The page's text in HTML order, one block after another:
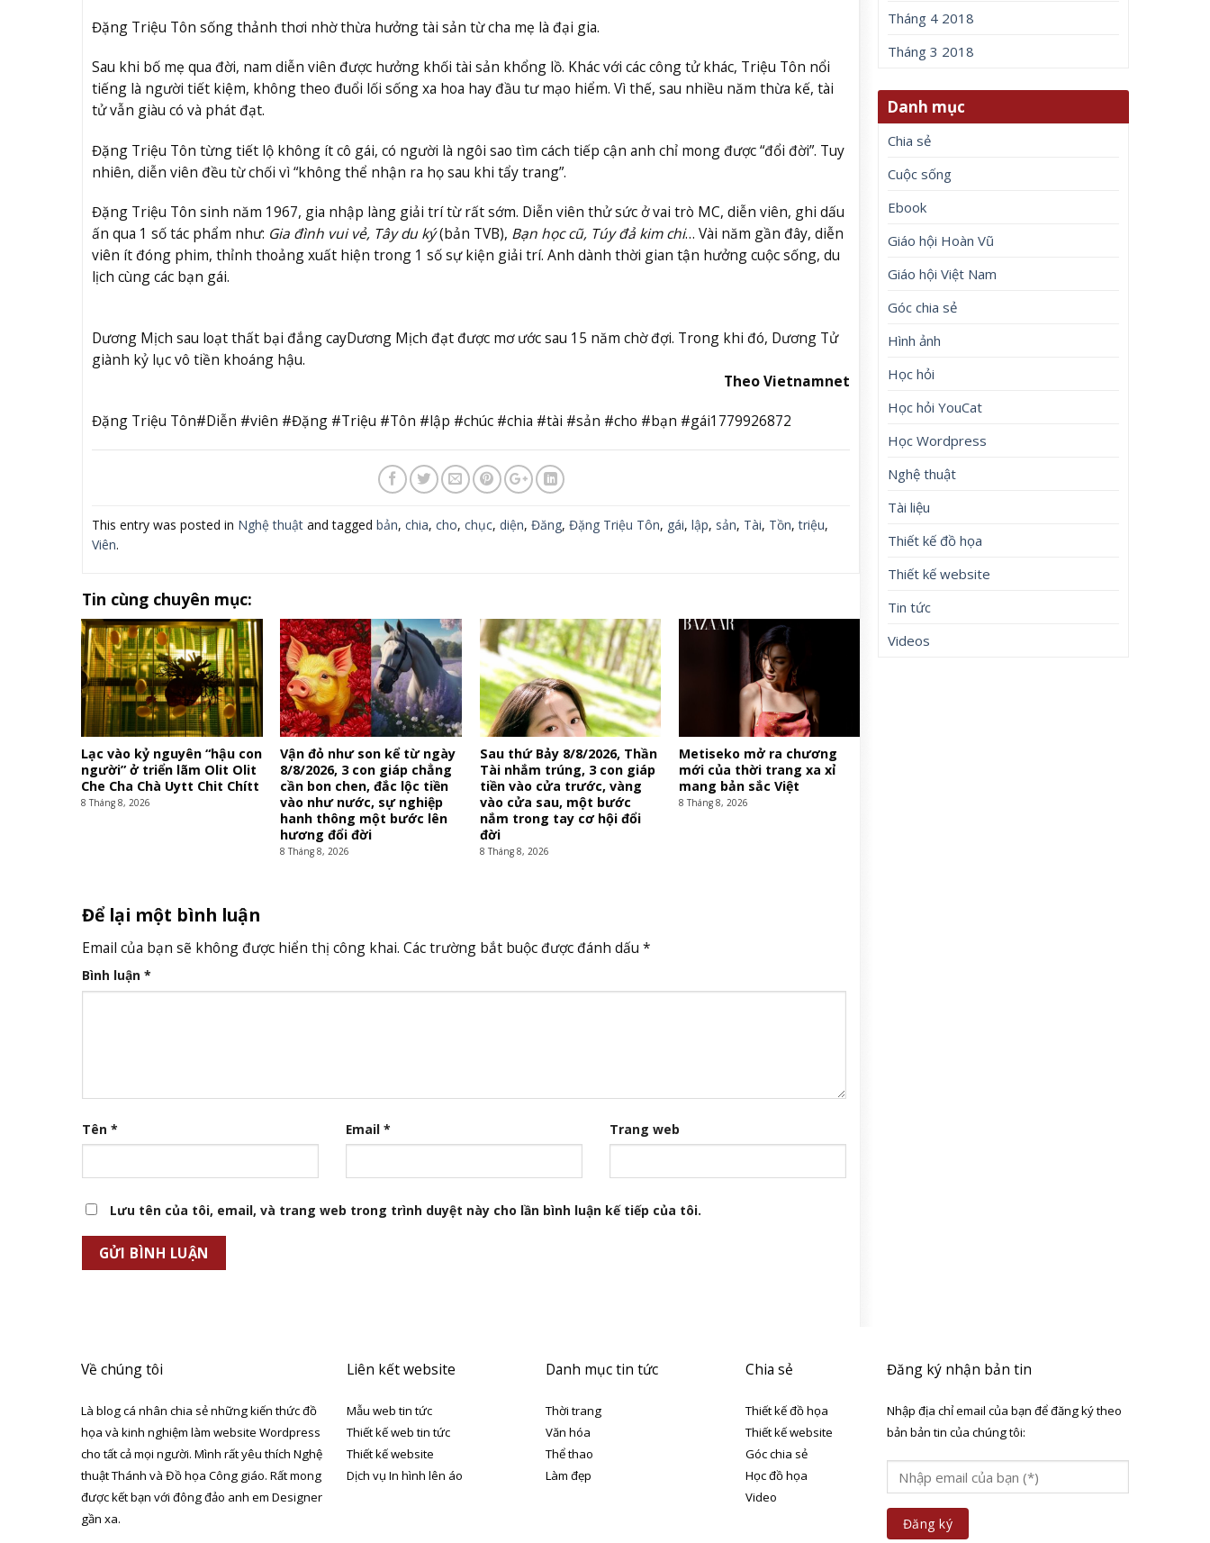
Đặng Triệu Tôn sống thảnh thơi nhờ thừa hưởng tài sản từ cha mẹ là đại gia.
Sau khi bố mẹ qua đời, nam diễn viên được hưởng khối tài sản khổng lồ. Khác với các công tử khác, Triệu Tôn nổi
tiếng là người tiết kiệm, không theo đuổi lối sống xa hoa hay đầu tư mạo hiểm. Vì thế, sau nhiều năm thừa kế, tài
tử vẫn giàu có và phát đạt.
Đặng Triệu Tôn từng tiết lộ không ít cô gái, có người là ngôi sao tìm cách tiếp cận anh chỉ mong được “đổi đời”. Tuy
nhiên, diễn viên đều từ chối vì “không thể nhận ra họ sau khi tẩy trang”.
Đặng Triệu Tôn sinh năm 1967, gia nhập làng giải trí từ rất sớm. Diễn viên thử sức ở vai trò MC, diễn viên, ghi dấu
ấn qua 1 số tác phẩm như: Gia đình vui vẻ, Tây du ký(bản TVB), Bạn học cũ, Túy đả kim chi… Vài năm gần đây, diễn
viên ít đóng phim, thỉnh thoảng xuất hiện trong 1 số sự kiện giải trí. Anh dành thời gian tận hưởng cuộc sống, du
lịch cùng các bạn gái.
Dương Mịch sau loạt thất bại đắng cayDương Mịch đạt được mơ ước sau 15 năm chờ đợi. Trong khi đó, Dương Tử
giành kỷ lục vô tiền khoáng hậu.
Theo Vietnamnet
Đặng Triệu Tôn#Diễn #viên #Đặng #Triệu #Tôn #lập #chúc #chia #tài #sản #cho #bạn #gái1779926872
This entry was posted in Nghệ thuậtand tagged bản, chia, cho, chục, diện, Đăng, Đặng Triệu Tôn, gái, lập, sản, Tài, Tồn,triệu,
Viên.
Tin cùng chuyên mục:
Lạc vào kỷ nguyên “hậu con
người” ở triển lãm Olit Olit
Che Cha Chà Uytt Chit Chítt
8 Tháng 8, 2026
Vận đỏ như son kể từ ngày
8/8/2026, 3 con giáp chẳng
cần bon chen, đắc lộc tiền
vào như nước, sự nghiệp
hanh thông một bước lên
hương đổi đời
8 Tháng 8, 2026
Sau thứ Bảy 8/8/2026, Thần
Tài nhắm trúng, 3 con giáp
tiền vào cửa trước, vàng
vào cửa sau, một bước
nắm trong tay cơ hội đổi
đời
8 Tháng 8, 2026
Metiseko mở ra chương
mới của thời trang xa xỉ
mang bản sắc Việt
8 Tháng 8, 2026
Để lại một bình luận
Email của bạn sẽ không được hiển thị công khai. Các trường bắt buộc được đánh dấu *
Bình luận *
Tên * Email * Trang web
Lưu tên của tôi, email, và trang web trong trình duyệt này cho lần bình luận kế tiếp của tôi.
Tháng 4 2018
Tháng 3 2018
Danh mục
Chia sẻ
Cuộc sống
Ebook
Giáo hội Hoàn Vũ
Giáo hội Việt Nam
Góc chia sẻ
Hình ảnh
Học hỏi
Học hỏi YouCat
Học Wordpress
Nghệ thuật
Tài liệu
Thiết kế đồ họa
Thiết kế website
Tin tức
Videos
Về chúng tôi
Là blog cá nhân chia sẻ những kiến thức đồ
họa và kinh nghiệm làm website Wordpress
cho tất cả mọi người. Mình rất yêu thích Nghệ
thuật Thánh và Đồ họa Công giáo. Rất mong
được kết bạn với đông đảo anh em Designer
gần xa.
Liên kết website
Mẫu web tin tức
Thiết kế web tin tức
Thiết kế website
Dịch vụ In hình lên áo
Danh mục tin tức
Thời trang
Văn hóa
Thể thao
Làm đẹp
Chia sẻ
Thiết kế đồ họa
Thiết kế website
Góc chia sẻ
Học đồ họa
Video
Đăng ký nhận bản tin
Nhập địa chỉ email của bạn để đăng ký theo
bản bản tin của chúng tôi: